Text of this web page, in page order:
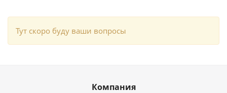
Тут скоро буду ваши вопросы
Компания